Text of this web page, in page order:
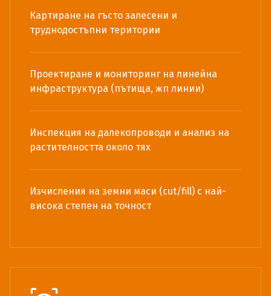
Картиране на гъсто залесени и
труднодостъпни територии
Проектиране и мониторинг на линейна
инфраструктура (пътища, жп линии)
Инспекция на далекопроводи и анализ на
растителността около тях
Изчисления на земни маси (cut/fill) с най-
висока степен на точност